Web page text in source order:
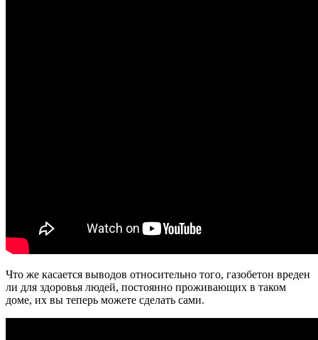
Что же касается выводов относительно того, газобетон вреден
ли для здоровья людей, постоянно проживающих в таком
доме, их вы теперь можете сделать сами.